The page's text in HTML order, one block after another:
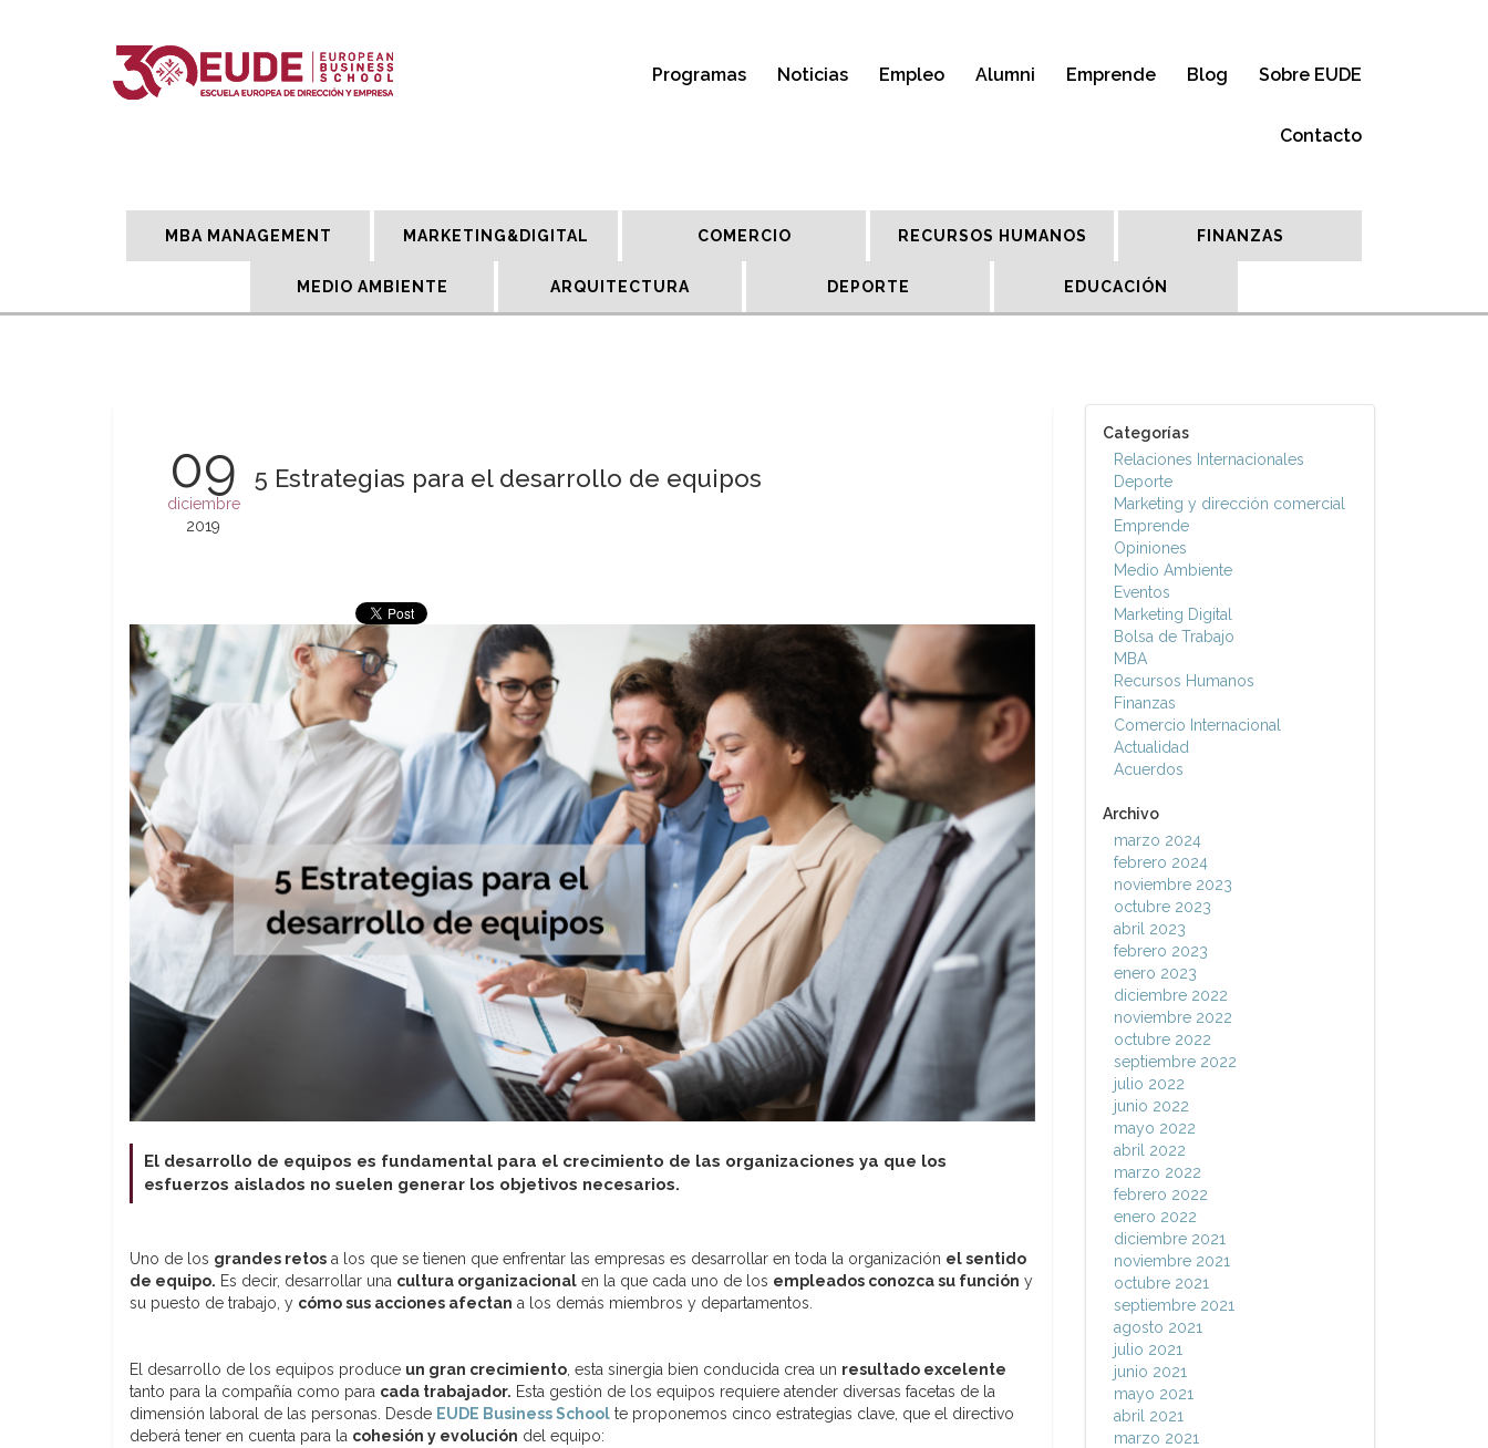
Programas Noticias Empleo Alumni Emprende Blog Sobre EUDE
Contacto
MBA MANAGEMENT MARKETING&DIGITAL COMERCIO RECURSOS HUMANOS FINANZAS
MEDIO AMBIENTE ARQUITECTURA DEPORTE EDUCACIÓN
09
diciembre
2019
5 Estrategias para el desarrollo de equipos
El desarrollo de equipos es fundamental para el crecimiento de las organizaciones ya que los
esfuerzos aislados no suelen generar los objetivos necesarios.
Uno de los grandes retos a los que se tienen que enfrentar las empresas es desarrollar en toda la organización el sentido
de equipo. Es decir, desarrollar una cultura organizacional en la que cada uno de los empleados conozca su función y
su puesto de trabajo, y cómo sus acciones afectan a los demás miembros y departamentos.
El desarrollo de los equipos produce un gran crecimiento , esta sinergia bien conducida crea un resultado excelente
tanto para la compañía como para cada trabajador. Esta gestión de los equipos requiere atender diversas facetas de la
dimensión laboral de las personas. Desde EUDE Business School te proponemos cinco estrategias clave, que el directivo
deberá tener en cuenta para la cohesión y evolución del equipo:
Categorías
Relaciones Internacionales
Deporte
Marketing y dirección comercial
Emprende
Opiniones
Medio Ambiente
Eventos
Marketing Digital
Bolsa de Trabajo
MBA
Recursos Humanos
Finanzas
Comercio Internacional
Actualidad
Acuerdos
Archivo
marzo 2024
febrero 2024
noviembre 2023
octubre 2023
abril 2023
febrero 2023
enero 2023
diciembre 2022
noviembre 2022
octubre 2022
septiembre 2022
julio 2022
junio 2022
mayo 2022
abril 2022
marzo 2022
febrero 2022
enero 2022
diciembre 2021
noviembre 2021
octubre 2021
septiembre 2021
agosto 2021
julio 2021
junio 2021
mayo 2021
abril 2021
marzo 2021